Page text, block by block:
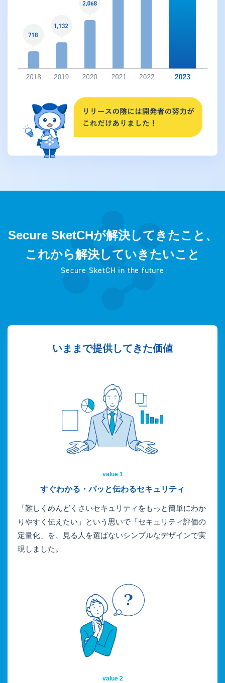
Secure SketCHが解決してきたこと、
これから解決していきたいこと
Secure SketCH in the future
いままで提供してきた価値
value 1
すぐわかる・パッと伝わるセキュリティ
「難しくめんどくさいセキュリティをもっと簡単にわか
りやすく伝えたい」という思いで「セキュリティ評価の
定量化」を、見る人を選ばないシンプルなデザインで実
現しました。
value 2